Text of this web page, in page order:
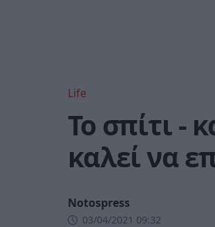
Life
Το σπίτι -
καλεί να
Notospress
03/04/2021 09:32